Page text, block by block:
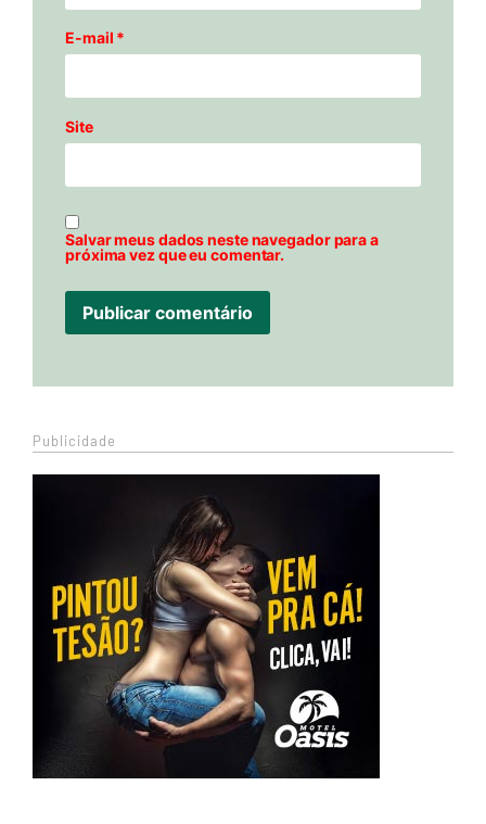
E-mail *
Site
Salvar meus dados neste navegador para a
próxima vez que eu comentar.
Publicidade